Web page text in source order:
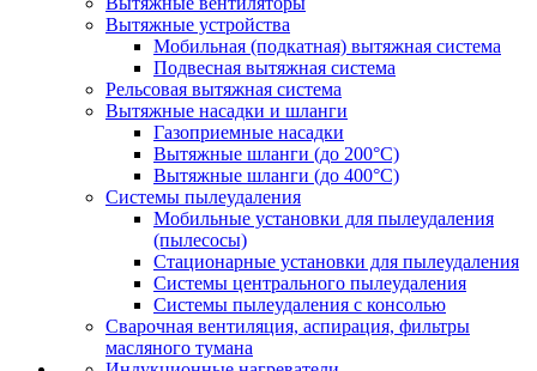
Вытяжные устройства
Мобильная (подкатная) вытяжная система
Подвесная вытяжная система
Рельсовая вытяжная система
Вытяжные насадки и шланги
Газоприемные насадки
Вытяжные шланги (до 200°C)
Вытяжные шланги (до 400°C)
Системы пылеудаления
Мобильные установки для пылеудаления
(пылесосы)
Стационарные установки для пылеудаления
Системы центрального пылеудаления
Системы пылеудаления с консолью
Сварочная вентиляция, аспирация, фильтры
масляного тумана